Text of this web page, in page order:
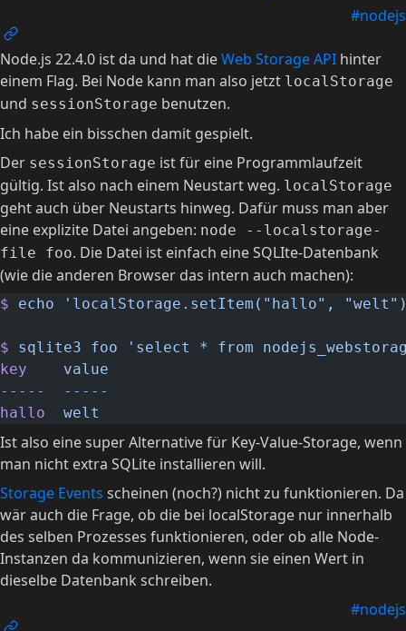
#nodejs
Node.js 22.4.0 ist da und hat dieWeb Storage API hinter
einem Flag. Bei Node kann man also jetzt localStorage
und sessionStorage benutzen.
Ich habe ein bisschen damit gespielt.
Der sessionStorage ist für eine Programmlaufzeit
gültig. Ist also nach einem Neustart weg. localStorage
geht auch über Neustarts hinweg. Dafür muss man aber
eine explizite Datei angeben: node --localstorage-
file foo. Die Datei ist einfach eine SQLIte-Datenbank
(wie die anderen Browser das intern auch machen):
$ echo 'localStorage.setItem("hallo",
$ sqlite3 foo 'select * from
key
    value
-----
  -----
hallo
  welt
Ist also eine super Alternative für Key-Value-Storage, wenn
man nicht extra SQLite installieren will.
Storage Events scheinen (noch?) nicht zu funktionieren. Da
wär auch die Frage, ob die bei localStorage nur innerhalb
des selben Prozesses funktionieren, oder ob alle Node-
Instanzen da kommunizieren, wenn sie einen Wert in
dieselbe Datenbank schreiben.
#nodejs